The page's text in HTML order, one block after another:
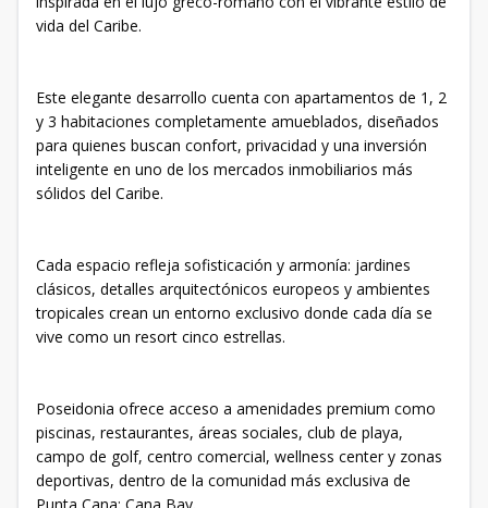
vida del Caribe.
Este elegante desarrollo cuenta con apartamentos de 1, 2
y 3 habitaciones completamente amueblados, diseñados
para quienes buscan confort, privacidad y una inversión
inteligente en uno de los mercados inmobiliarios más
sólidos del Caribe.
Cada espacio refleja sofisticación y armonía: jardines
clásicos, detalles arquitectónicos europeos y ambientes
tropicales crean un entorno exclusivo donde cada día se
vive como un resort cinco estrellas.
Poseidonia ofrece acceso a amenidades premium como
piscinas, restaurantes, áreas sociales, club de playa,
campo de golf, centro comercial, wellness center y zonas
deportivas, dentro de la comunidad más exclusiva de